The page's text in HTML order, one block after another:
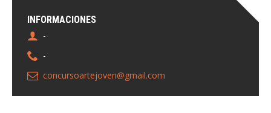
INFORMACIONES
-
-
concursoartejoven@gmail.com